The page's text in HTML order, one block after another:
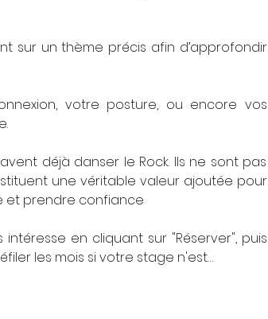
sur un thème précis afin d’approfondir
votre posture, ou encore vos
déjà danser le Rock. Ils ne sont pas
une véritable valeur ajoutée pour
et prendre confiance
en cliquant sur "Réserver", puis
les mois si votre stage n'est…